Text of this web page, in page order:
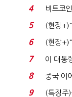
로봇·AI
4
비트코
처분' 기
5
(현장
요"…'덜
6
(현장
빈 매대
7
이 대통
적극적
8
중국 이
국전쟁’
9
(특징주